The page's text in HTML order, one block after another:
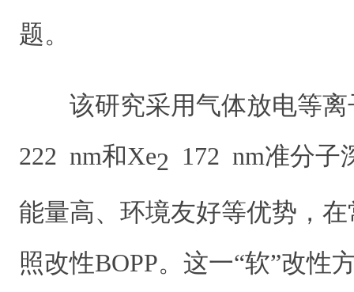
题。
该研究采用气体放电等
222 nm和Xe2 172 nm准分子
能量高、环境友好等优势，
照改性BOPP。这一“软”改性